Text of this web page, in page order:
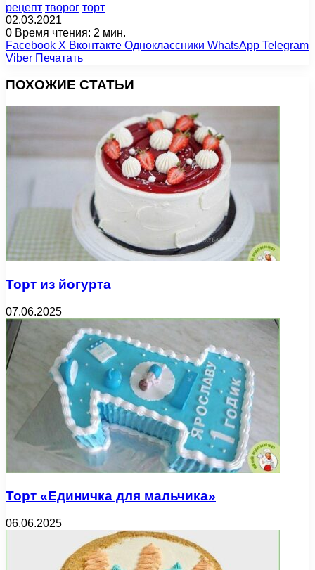
рецепт творог торт
02.03.2021
0 Время чтения: 2 мин.
Facebook X Вконтакте Одноклассники WhatsApp Telegram
Viber Печатать
ПОХОЖИЕ СТАТЬИ
Торт из йогурта
07.06.2025
Торт «Единичка для мальчика»
06.06.2025